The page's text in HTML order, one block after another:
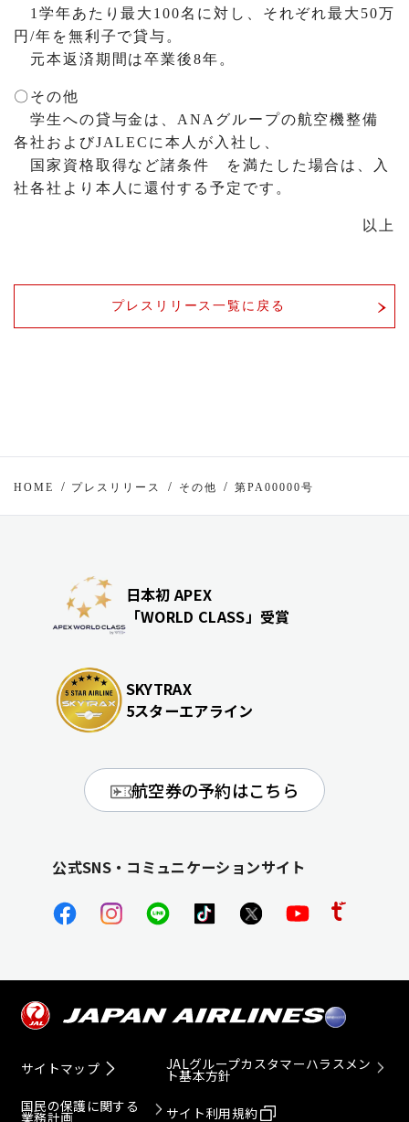
1学年あたり最大100名に対し、それぞれ最大50万
円/年を無利子で貸与。
元本返済期間は卒業後8年。
〇 その他
学生への貸与金は、ANAグループの航空機整備
各社およびJALECに本人が入社し、
国家資格取得など諸条件 を満たした場合は、入
社各社より本人に還付する予定です。
以上
プレスリリース一覧に戻る
HOME プレスリリース その他 第PA00000号
日本初 APEX
「WORLD CLASS」受賞
SKYTRAX
5スターエアライン
航空券の予約はこちら
公式SNS・コミュニケーションサイト
サイトマップ
国民の保護に関する
業務計画
JALグループカスタマーハラスメン
ト基本方針
サイト利用規約